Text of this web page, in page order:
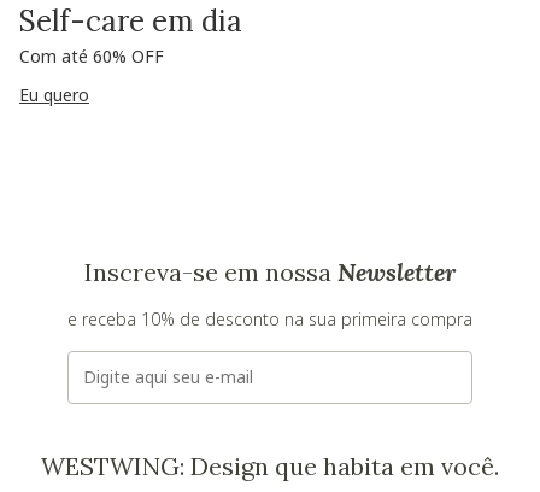
Self-care em dia
Com até 60% OFF
Eu quero
Inscreva-se em nossa Newsletter
e receba 10% de desconto na sua primeira compra
E-mail
WESTWING: Design que habita em você.